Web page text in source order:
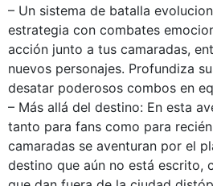
– Un sistema de batalla
estrategia con combates
acción junto a tus camaradas,
nuevos personajes. Profundiza
desatar poderosos combos en
– Más allá del destino: En esta
tanto para fans como para
camaradas se aventuran por el
destino que aún no está escrito,